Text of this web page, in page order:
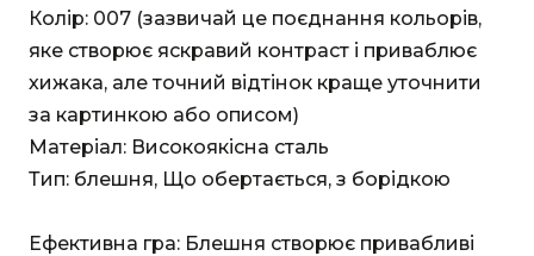
Колір: 007 (зазвичай це поєднання кольорів,
яке створює яскравий контраст і приваблює
хижака, але точний відтінок краще уточнити
за картинкою або описом)
Матеріал: Високоякісна сталь
Тип: блешня, Що обертається, з борідкою
Ефективна гра: Блешня створює привабливі